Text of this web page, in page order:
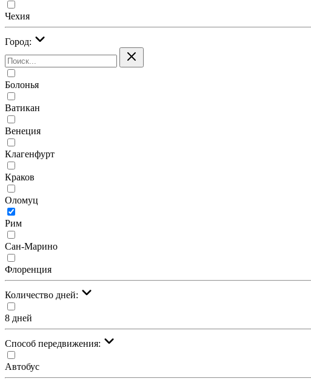
Чехия
Город:
Болонья
Ватикан
Венеция
Клагенфурт
Краков
Оломуц
Рим
Сан-Марино
Флоренция
Количество дней:
8 дней
Cпособ передвижения:
Автобус